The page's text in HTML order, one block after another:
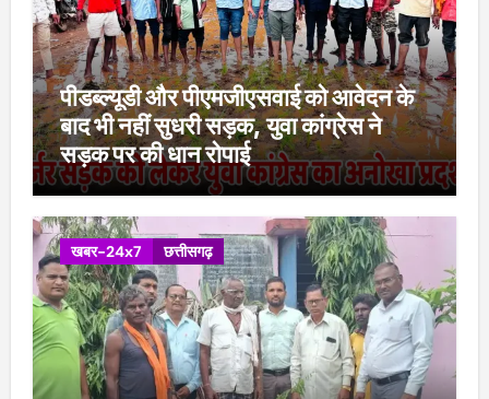
पीडब्ल्यूडी और पीएमजीएसवाई को आवेदन के
बाद भी नहीं सुधरी सड़क, युवा कांग्रेस ने
सड़क पर की धान रोपाई
खबर-24x7 छत्तीसगढ़